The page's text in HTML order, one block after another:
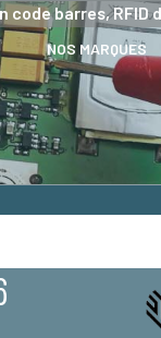
barres, RFID
NOS MARQUES